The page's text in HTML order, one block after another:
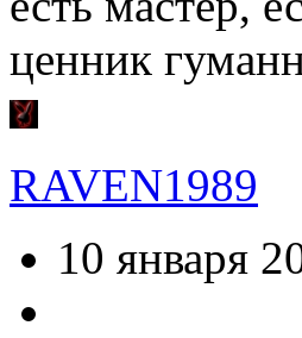
ценник
RAVEN1989
10 января